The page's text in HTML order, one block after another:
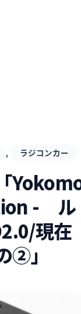
, ラジコンカー
- ル
現在
②」